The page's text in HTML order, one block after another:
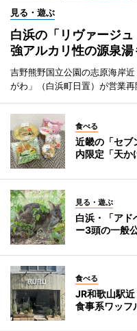
見る・遊ぶ
白浜の「リヴァージ
強アルカリ性の源泉湯
吉野熊野国立公園の志原海岸
がわ」（白浜町日置）が営業再
食べる
近畿の「セ
内限定「天か
見る・遊ぶ
白浜・「アド
ー3頭の一般
食べる
JR和歌山駅
食事系ワッフ